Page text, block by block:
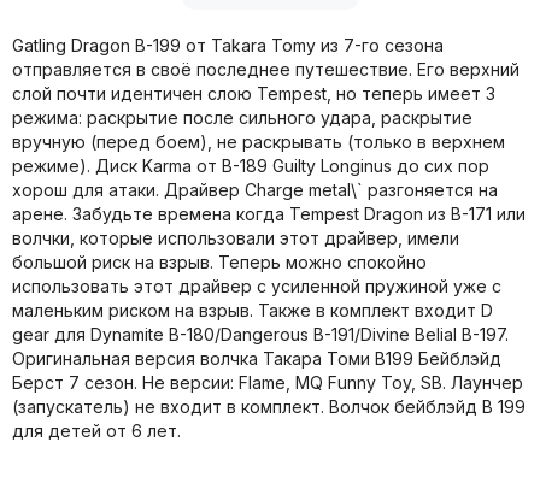
Gatling Dragon B-199 от Takara Tomy из 7-го сезона
отправляется в своё последнее путешествие. Его верхний
слой почти идентичен слою Tempest, но теперь имеет 3
режима: раскрытие после сильного удара, раскрытие
вручную (перед боем), не раскрывать (только в верхнем
режиме). Диск Karma от B-189 Guilty Longinus до сих пор
хорош для атаки. Драйвер Charge metal\` разгоняется на
арене. Забудьте времена когда Tempest Dragon из B-171 или
волчки, которые использовали этот драйвер, имели
большой риск на взрыв. Теперь можно спокойно
использовать этот драйвер с усиленной пружиной уже с
маленьким риском на взрыв. Также в комплект входит D
gear для Dynamite B-180/Dangerous B-191/Divine Belial B-197.
Оригинальная версия волчка Такара Томи B199 Бейблэйд
Берст 7 сезон. Не версии: Flame, MQ Funny Toy, SB. Лаунчер
(запускатель) не входит в комплект. Волчок бейблэйд B 199
для детей от 6 лет.